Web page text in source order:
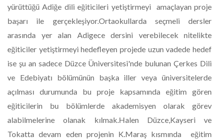
yürüttüğü Adiğe dili eğiticileri yetiştirmeyi amaçlayan proje
başarı ile gerçekleşiyor.Ortaokullarda seçmeli dersler
arasında yer alan Adigece dersini verebilecek nitelikte
eğiticiler yetiştirmeyi hedefleyen projede uzun vadede hedef
ise şu an sadece Düzce Üniversitesi'nde bulunan Çerkes Dili
ve Edebiyatı bölümünün başka iller veya üniversitelerde
açılması durumunda bu proje kapsamında eğitim gören
eğiticilerin bu bölümlerde akademisyen olarak görev
alabilmelerine olanak kılmak.Halen Düzce,Kayseri ve
Tokatta devam eden projenin K.Maraş kısmında eğitim